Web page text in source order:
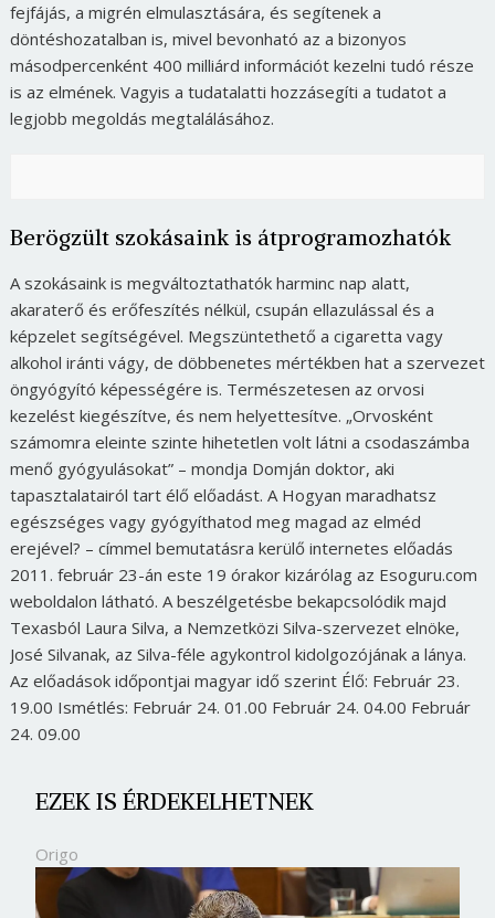
fejfájás, a migrén elmulasztására, és segítenek a
döntéshozatalban is, mivel bevonható az a bizonyos
másodpercenként 400 milliárd információt kezelni tudó része
is az elmének. Vagyis a tudatalatti hozzásegíti a tudatot a
legjobb megoldás megtalálásához.
Berögzült szokásaink is átprogramozhatók
A szokásaink is megváltoztathatók harminc nap alatt,
akaraterő és erőfeszítés nélkül, csupán ellazulással és a
képzelet segítségével. Megszüntethető a cigaretta vagy
alkohol iránti vágy, de döbbenetes mértékben hat a szervezet
öngyógyító képességére is. Természetesen az orvosi
kezelést kiegészítve, és nem helyettesítve. „Orvosként
számomra eleinte szinte hihetetlen volt látni a csodaszámba
menő gyógyulásokat” – mondja Domján doktor, aki
tapasztalatairól tart élő előadást. A Hogyan maradhatsz
egészséges vagy gyógyíthatod meg magad az elméd
erejével? – címmel bemutatásra kerülő internetes előadás
2011. február 23-án este 19 órakor kizárólag az Esoguru.com
weboldalon látható. A beszélgetésbe bekapcsolódik majd
Texasból Laura Silva, a Nemzetközi Silva-szervezet elnöke,
José Silvanak, az Silva-féle agykontrol kidolgozójának a lánya.
Az előadások időpontjai magyar idő szerint Élő: Február 23.
19.00 Ismétlés: Február 24. 01.00 Február 24. 04.00 Február
24. 09.00
EZEK IS ÉRDEKELHETNEK
Origo